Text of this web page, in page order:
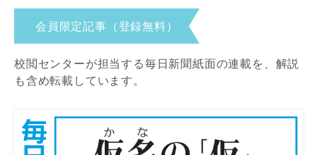
会員限定記事（登録無料）
校閲センターが担当する毎日新聞紙面の連載を、解説
も含め転載しています。